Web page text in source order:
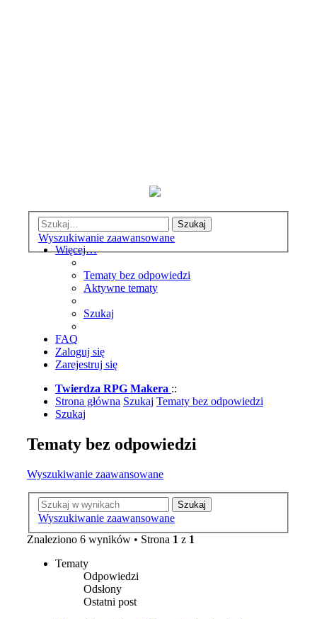
Szukaj
Wyszukiwanie zaawansowane
Więcej…
Tematy bez odpowiedzi
Aktywne tematy
Szukaj
FAQ
Zaloguj się
Zarejestruj się
Twierdza RPG Makera ::
Strona główna Szukaj Tematy bez odpowiedzi
Szukaj
Tematy bez odpowiedzi
Wyszukiwanie zaawansowane
Szukaj
Wyszukiwanie zaawansowane
Znaleziono 6 wyników • Strona 1 z 1
Tematy
Odpowiedzi
Odsłony
Ostatni post